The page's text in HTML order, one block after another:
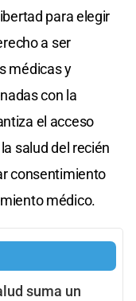
para elegir
a ser
médicas y
con la
el acceso
salud del recién
consentimiento
médico.
suma un